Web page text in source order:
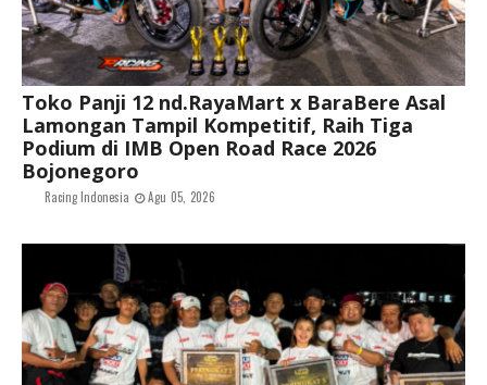
Toko Panji 12 nd.RayaMart x BaraBere Asal
Lamongan Tampil Kompetitif, Raih Tiga
Podium di IMB Open Road Race 2026
Bojonegoro
Racing Indonesia Agu 05, 2026